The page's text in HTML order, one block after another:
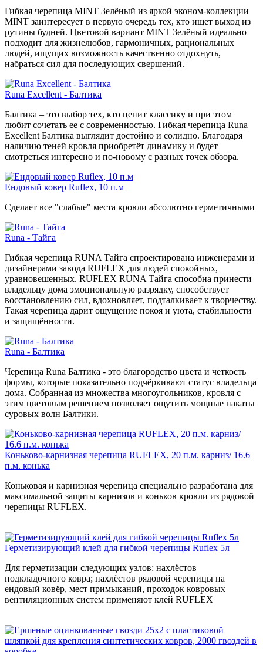
Гибкая черепица MINT Зелёный из яркой эконом-коллекции
MINT заинтересует в первую очередь тех, кто ищет выход из
рутины будней. Цветовой вариант MINT Зелёный идеально
подходит для жизнелюбов, гармоничных, рациональных
людей, ищущих возможность качественно отдохнуть,
набраться сил для последующих свершений.
Runa Excellent - Балтика
Балтика – это выбор тех, кто ценит классику и при этом
любит сочетать ее с современностью. Гибкая черепица Runa
Excellent Балтика выглядит достойно и солидно. Благодаря
наличию теней кровля приобретёт динамику и будет
смотреться интересно и по-новому с разных точек обзора.
Ендовый ковер Ruflex, 10 п.м
Сделает все "слабые" места кровли абсолютно герметичными
Runa - Тайга
Гибкая черепица RUNA Тайга спроектирована инженерами и
дизайнерами завода RUFLEX для людей спокойных,
уравновешенных. RUFLEX RUNA Тайга способна принести
владельцу дома эмоциональную разрядку, способствует
восстановлению сил, вдохновляет, подталкивает к творчеству.
Такая черепица дарит ощущение покоя и уюта, стабильности
и защищённости.
Runa - Балтика
Черепица Runa Балтика - это благородство цвета и четкость
формы, которые показательно подчёркивают статус владельца
дома. Собранная из множества многоугольников, кровля с
этим цветовым решением позволяет ощутить мощные накаты
суровых волн Балтики.
Коньково-карнизная черепица RUFLEX, 20 п.м. карниз/ 16.6
п.м. конька
Коньковая и карнизная черепица специально разработана для
максимальной защиты карнизов и коньков кровли из рядовой
черепицы RUFLEX.
Герметизирующий клей для гибкой черепицы Ruflex 5л
Для герметизации следующих узлов: нахлёстов
подкладочного ковра; нахлёстов рядовой черепицы на
ендовый ковёр, мест примыканий, проходок ковровых
вентиляционных систем применяют клей RUFLEX